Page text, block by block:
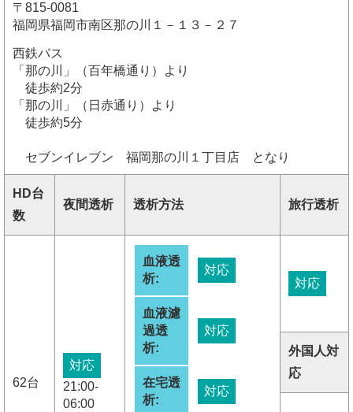
〒815-0081
福岡県福岡市南区那の川１－１３－２７
西鉄バス
「那の川」（百年橋通り）より
徒歩約2分
「那の川」（日赤通り）より
徒歩約5分
セブンイレブン 福岡那の川１丁目店 となり
HD台
数
夜間透析 透析方法 旅行透析
62台
対応
21:00-
06:00
血液透
析:
対応
血液濾
過透
析:
対応
在宅透
析:
対応
対応
外国人対
応